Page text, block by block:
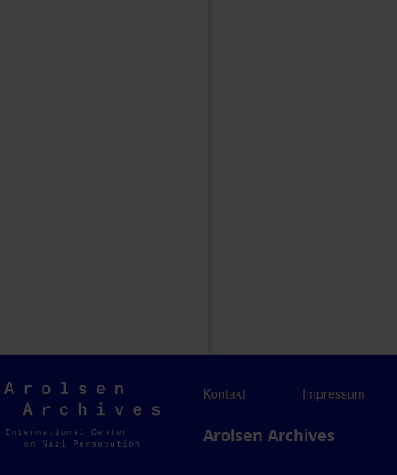
Arolsen
Archives
Kontakt Impressum
Arolsen Archives